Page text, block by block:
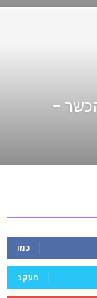
–
כמו
מעקב